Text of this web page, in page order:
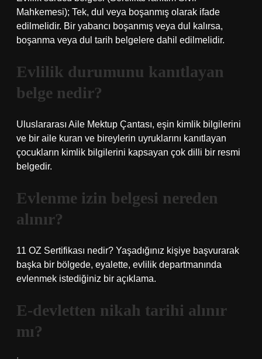
Mahkemesi); Tek, dul veya boşanmış olarak ifade
edilmelidir. Bir yabancı boşanmış veya dul kalırsa,
boşanma veya dul tarih belgelere dahil edilmelidir.
Evlilik durumunu kanıtlayan
belge nedir?
Uluslararası Aile Mektup Çantası, eşin kimlik bilgilerini
ve bir aile kuran ve bireylerin uyruklarını kanıtlayan
çocukların kimlik bilgilerini kapsayan çok dilli bir resmi
belgedir.
Evlenme izin belgesi nereden
alınır?
11 OZ Sertifikası nedir? Yaşadığınız kişiye başvurarak
başka bir bölgede, eyalette, evlilik departmanında
evlenmek istediğiniz bir açıklama.
E-devletten nikah tarihi alınır
mı?